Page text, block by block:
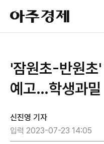
아
주
경
'잠원초-반원초
예고…학생과밀
신진영 기자
입력 2023-07-23 14:05